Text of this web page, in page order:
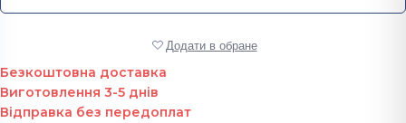
Додати в обране
Безкоштовна доставка
Виготовлення 3-5 днів
Відправка без передоплат